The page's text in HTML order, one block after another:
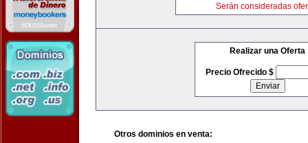
Serán consideradas
Realizar una Oferta
Precio Ofrecido $
Otros dominios en venta: